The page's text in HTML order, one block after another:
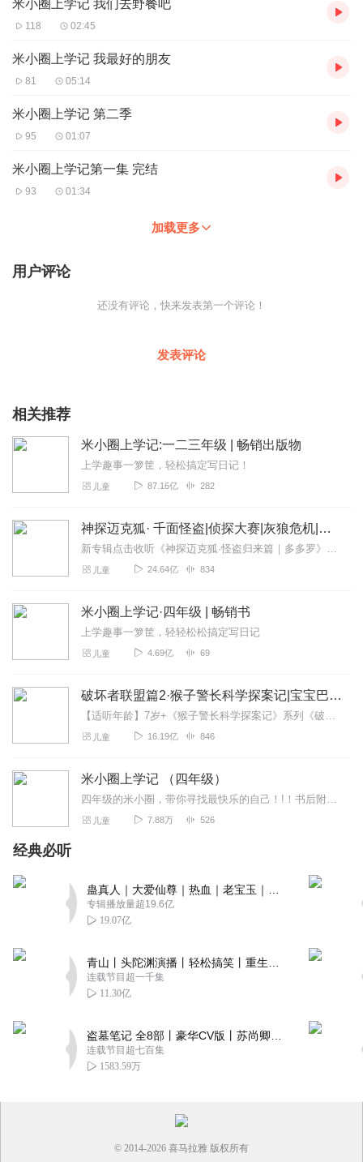
米小圈上学记 我们去野餐吧
118 02:45
米小圈上学记 我最好的朋友
81 05:14
米小圈上学记 第二季
95 01:07
米小圈上学记第一集 完结
93 01:34
加载更多
用户评论
还没有评论，快来发表第一个评论！
发表评论
相关推荐
米小圈上学记:一二三年级 | 畅销出版物
上学趣事一箩筐，轻松搞定写日记！
儿童 87.16亿 282
神探迈克狐· 千面怪盗|侦探大赛|灰狼危机|多多罗
新专辑点击收听《神探迈克狐·怪盗归来篇｜多多罗》！！！>>>点击进入主播橱窗购买《神探迈克狐》系列图书吧!<<<多多罗故事【点击前往】收听多多罗其他好玩有趣的故...
儿童 24.64亿 834
米小圈上学记·四年级 | 畅销书
上学趣事一箩筐，轻轻松松搞定写日记
儿童 4.69亿 69
破坏者联盟篇2·猴子警长科学探案记|宝宝巴士故事
【适听年龄】7岁+《猴子警长科学探案记》系列《破坏者联盟篇1·猴子警长科学探案记》>>>《破坏者联盟篇2·猴子警长科学探案记》>>>《破坏者联盟篇3·猴子警长科...
儿童 16.19亿 846
米小圈上学记 （四年级）
四年级的米小圈，带你寻找最快乐的自己！!！书后附有北猫叔叔的作文魔法
儿童 7.88万 526
经典必听
专辑播放量超19.6亿
19.07亿
连载节目超一千集
11.30亿
连载节目超七百集
1583.59万
© 2014-2026 喜马拉雅 版权所有